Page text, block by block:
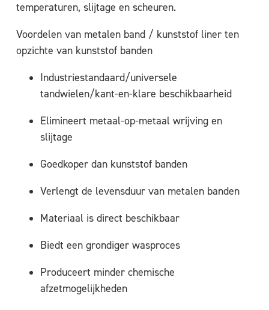
temperaturen, slijtage en scheuren.
Voordelen van metalen band / kunststof liner ten
opzichte van kunststof banden
Industriestandaard/universele
tandwielen/kant-en-klare beschikbaarheid
Elimineert metaal-op-metaal wrijving en
slijtage
Goedkoper dan kunststof banden
Verlengt de levensduur van metalen banden
Materiaal is direct beschikbaar
Biedt een grondiger wasproces
Produceert minder chemische
afzetmogelijkheden